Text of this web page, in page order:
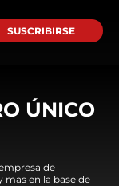
SUSCRIBIRSE
ÚNICO
de
en la base de